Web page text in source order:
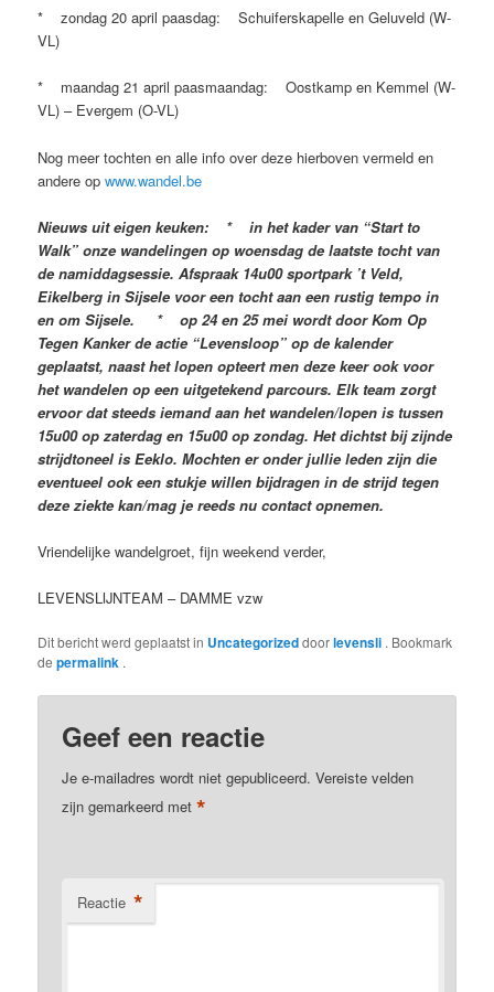
* zondag 20 april paasdag: Schuiferskapelle en Geluveld (W-
VL)
* maandag 21 april paasmaandag: Oostkamp en Kemmel (W-
VL) – Evergem (O-VL)
Nog meer tochten en alle info over deze hierboven vermeld en
andere opwww.wandel.be
Nieuws uit eigen keuken: * in het kader van “Start to
Walk” onze wandelingen op woensdag de laatste tocht van
de namiddagsessie. Afspraak 14u00 sportpark ’t Veld,
Eikelberg in Sijsele voor een tocht aan een rustig tempo in
en om Sijsele. * op 24 en 25 mei wordt door Kom Op
Tegen Kanker de actie “Levensloop” op de kalender
geplaatst, naast het lopen opteert men deze keer ook voor
het wandelen op een uitgetekend parcours. Elk team zorgt
ervoor dat steeds iemand aan het wandelen/lopen is tussen
15u00 op zaterdag en 15u00 op zondag. Het dichtst bij zijnde
strijdtoneel is Eeklo. Mochten er onder jullie leden zijn die
eventueel ook een stukje willen bijdragen in de strijd tegen
deze ziekte kan/mag je reeds nu contact opnemen.
Vriendelijke wandelgroet, fijn weekend verder,
LEVENSLIJNTEAM – DAMME vzw
Dit bericht werd geplaatst in Uncategorizeddoorlevensli . Bookmark
depermalink .
Geef een reactie
Je e-mailadres wordt niet gepubliceerd. Vereiste velden
zijn gemarkeerd met*
Reactie *